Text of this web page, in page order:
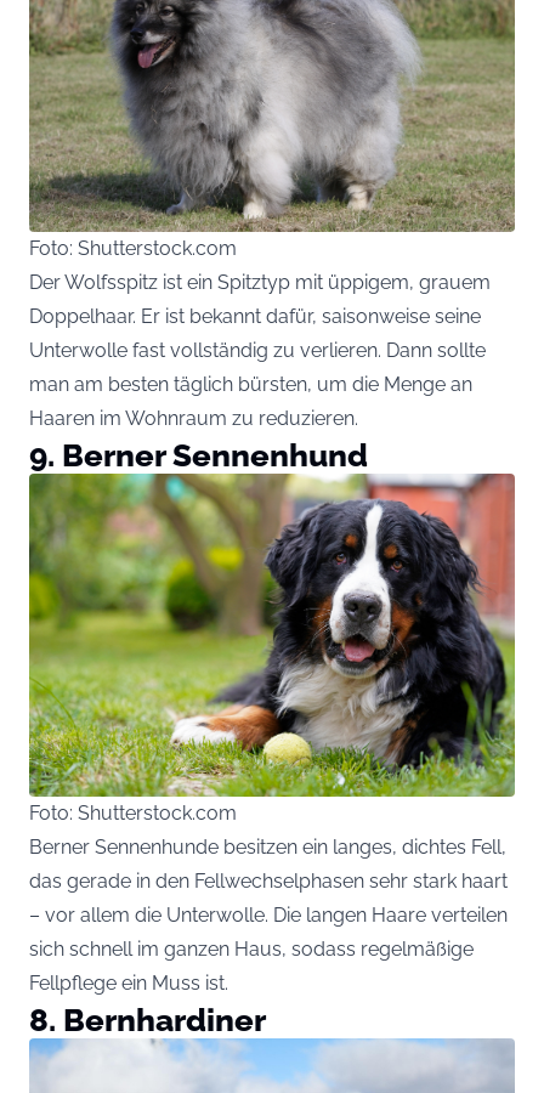
Foto: Shutterstock.com
Der Wolfsspitz ist ein Spitztyp mit üppigem, grauem
Doppelhaar. Er ist bekannt dafür, saisonweise seine
Unterwolle fast vollständig zu verlieren. Dann sollte
man am besten täglich bürsten, um die Menge an
Haaren im Wohnraum zu reduzieren.
9. Berner Sennenhund
Foto: Shutterstock.com
Berner Sennenhunde besitzen ein langes, dichtes Fell,
das gerade in den Fellwechselphasen sehr stark haart
– vor allem die Unterwolle. Die langen Haare verteilen
sich schnell im ganzen Haus, sodass regelmäßige
Fellpflege ein Muss ist.
8. Bernhardiner